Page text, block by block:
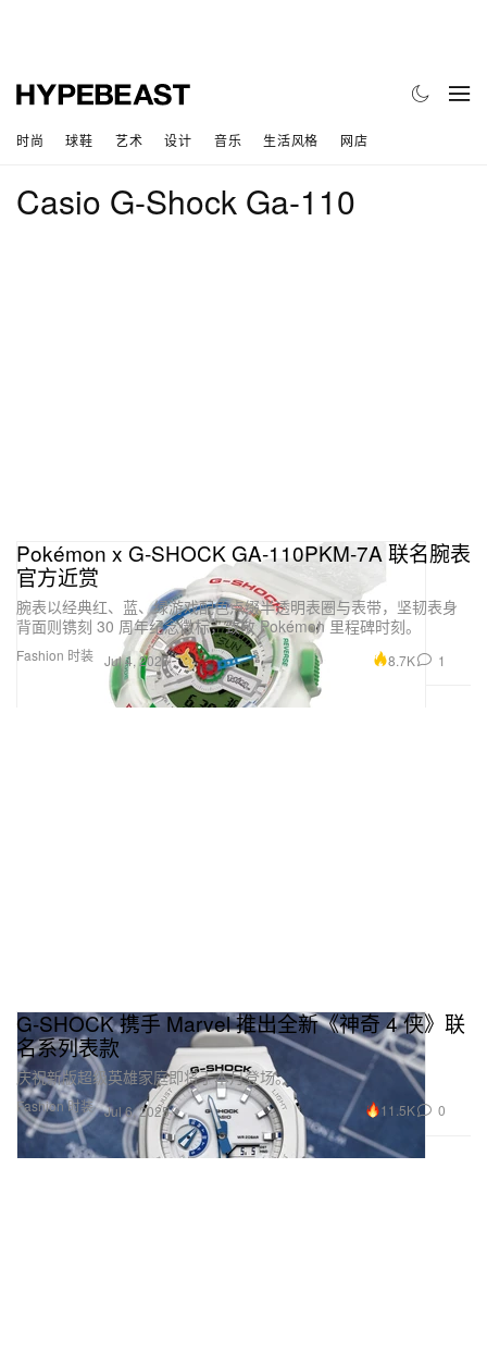
时尚 球鞋 艺术 设计 音乐 生活风格 网店
Casio G-Shock Ga-110
Fashion 时装
Pokémon x G‑SHOCK GA‑110PKM‑7A 联名腕表
官方近赏
腕表以经典红、蓝、绿游戏配色点缀半透明表圈与表带，坚韧表身
背面则镌刻 30 周年纪念徽标，致敬 Pokémon 里程碑时刻。
Jul 4, 2026 8.7K 1
Fashion 时装
G-SHOCK 携手 Marvel 推出全新《神奇 4 侠》联
名系列表款
庆祝新版超级英雄家庭即将于本月登场。
Jul 6, 2025 11.5K 0